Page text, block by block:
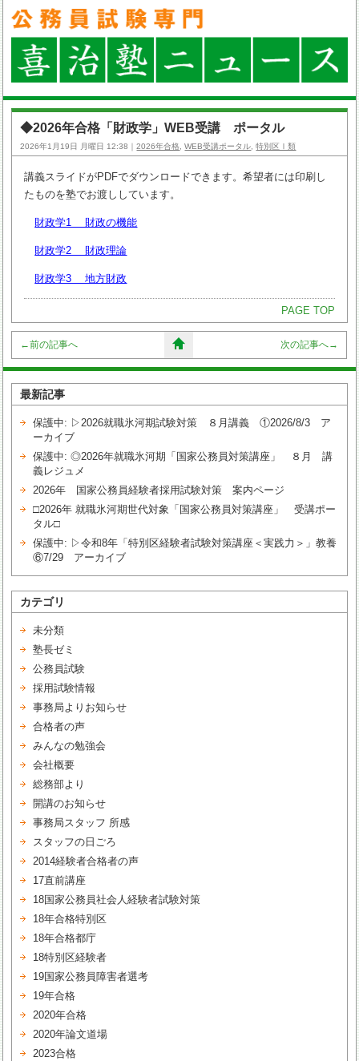
◆2026年合格「財政学」WEB受講 ポータル
2026年1月19日 月曜日 12:38｜2026年合格,WEB受講ポータル,特別区Ⅰ類
講義スライドがPDFでダウンロードできます。希望者には印刷し
たものを塾でお渡ししています。
財政学1 財政の機能
財政学2 財政理論
財政学3 地方財政
PAGE TOP
←前の記事へ 次の記事へ→
最新記事
保護中: ▷2026就職氷河期試験対策 ８月講義 ①2026/8/3 ア
ーカイブ
保護中: ◎2026年就職氷河期「国家公務員対策講座」 ８月 講
義レジュメ
2026年 国家公務員経験者採用試験対策 案内ページ
□2026年 就職氷河期世代対象「国家公務員対策講座」 受講ポー
タル□
保護中: ▷令和8年「特別区経験者試験対策講座＜実践力＞」教養
⑥7/29 アーカイブ
カテゴリ
未分類
塾長ゼミ
公務員試験
採用試験情報
事務局よりお知らせ
合格者の声
みんなの勉強会
会社概要
総務部より
開講のお知らせ
事務局スタッフ 所感
スタッフの日ごろ
2014経験者合格者の声
17直前講座
18国家公務員社会人経験者試験対策
18年合格特別区
18年合格都庁
18特別区経験者
19国家公務員障害者選考
19年合格
2020年合格
2020年論文道場
2023合格